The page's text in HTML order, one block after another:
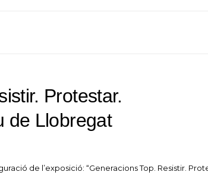
Protestar.
de Llobregat
de l’exposició: “Generacions Top. Resistir.